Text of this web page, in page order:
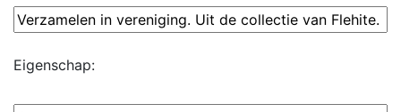
Eigenschap: